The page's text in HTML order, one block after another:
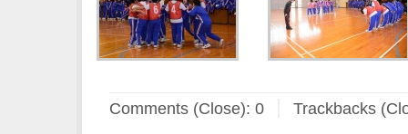
Comments (Close): 0 Trackbacks